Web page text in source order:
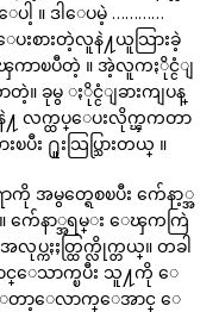
ပါ့ ။ ဒါေပမဲ့ …………
စားတဲ့လူနဲ႔ယူသြားခဲ့
ာၿပီတဲ့ ။ အဲ့လူကႏိုင္ငံျ
တဲ့။ ခုမွ ႏိုင္ငံျခားကျပန္
႔ လက္ထပ္ေပးလိုက္ၾကတာ
႐ူးသြပ္သြားတယ္ ။
အမွတ္ရေစၿပီး က်ေနာ့္အ
က်ေနာ္အရမ္း ေၾကကြဲ
ကႏႈတ္ထြက္လိုက္တယ္။ တခါ
ေသာက္ၿပီး သူ႔ကို ေ
င္ေတာ့ေလာက္ေအာင္ ေ